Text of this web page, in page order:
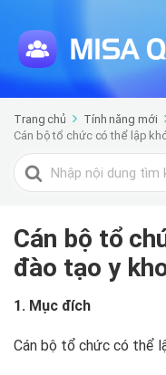
Trang chủ Tính năng mới
Cán bộ tổ chức có thể lập
Tìm
kiếm
Cán bộ tổ
đào tạo y
1. Mục đích
Cán bộ tổ chức có thể